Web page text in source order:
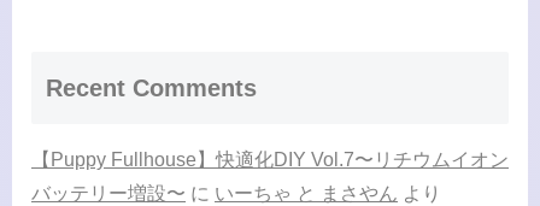
Recent Comments
【Puppy Fullhouse】快適化DIY Vol.7〜リチウムイオン
バッテリー増設〜 に いーちゃ と まさやん より